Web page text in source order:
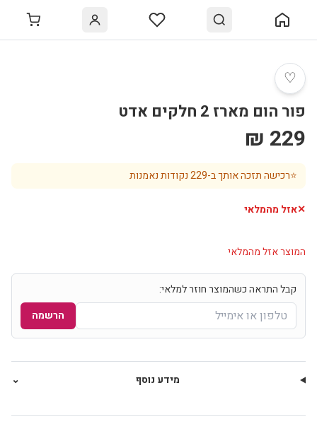
♡
פור הום מארז 2 חלקים אדט
229 ₪
⭐רכישה תזכה אותך ב-229נקודות נאמנות
✕אזל מהמלאי
המוצר אזל מהמלאי
קבל התראה כשהמוצר חוזר למלאי:
הרשמה
מידע נוסף ⌄